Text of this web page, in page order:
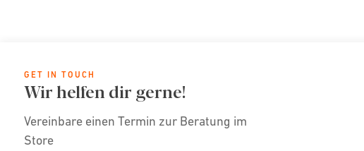
GET IN TOUCH
Wir helfen dir gerne!
Vereinbare einen Termin zur Beratung im
Store